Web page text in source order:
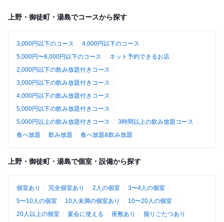
上野・御徒町・湯島でコースから探す
3,000円以下のコース
4,000円以下のコース
5,000円〜8,000円以下のコース
ネット予約できるお店
2,000円以下の飲み放題付きコース
3,000円以下の飲み放題付きコース
4,000円以下の飲み放題付きコース
5,000円以下の飲み放題付きコース
5,000円以上の飲み放題付きコース
3時間以上の飲み放題コース
食べ放題
飲み放題 食べ放題&飲み放題
上野・御徒町・湯島で個室・設備から探す
個室あり 完全個室あり 2人の個室
3〜4人の個室
5〜10人の個室
10人未満の個室あり
10〜20人の個室
20人以上の個室
宴会に使える 座敷あり 掘りごたつあり